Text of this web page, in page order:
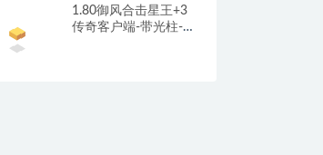
1.80御风合击星王+3
传奇客户端-带光柱-沙